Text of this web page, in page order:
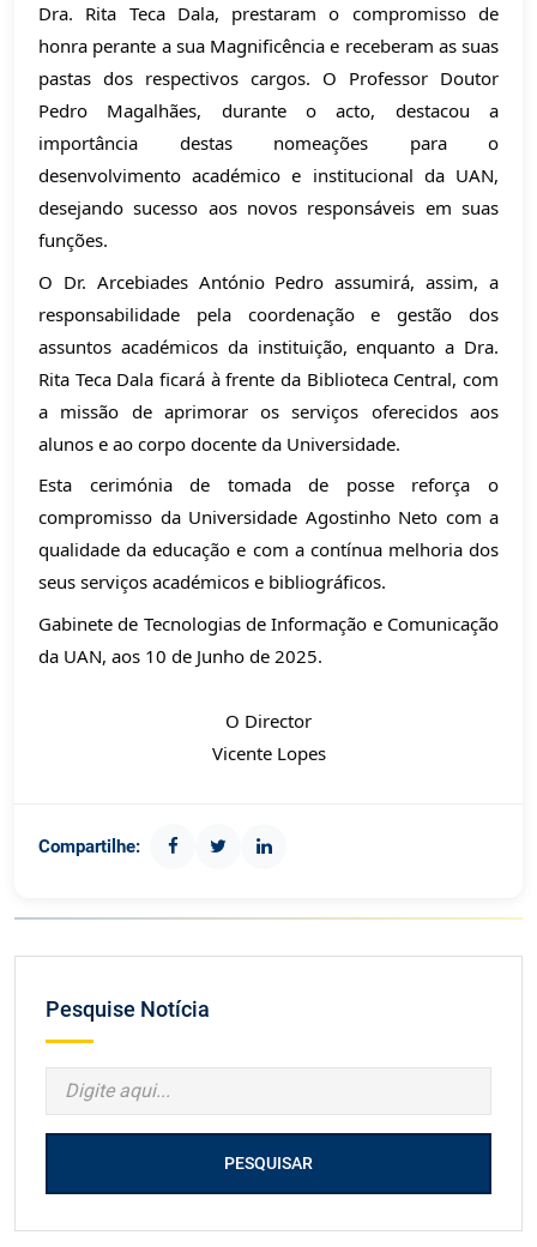
Dra. Rita Teca Dala, prestaram o compromisso de
honra perante a sua Magnificência e receberam as suas
pastas dos respectivos cargos. O Professor Doutor
Pedro Magalhães, durante o acto, destacou a
importância destas nomeações para o
desenvolvimento académico e institucional da UAN,
desejando sucesso aos novos responsáveis em suas
funções.
O Dr. Arcebiades António Pedro assumirá, assim, a
responsabilidade pela coordenação e gestão dos
assuntos académicos da instituição, enquanto a Dra.
Rita Teca Dala ficará à frente da Biblioteca Central, com
a missão de aprimorar os serviços oferecidos aos
alunos e ao corpo docente da Universidade.
Esta cerimónia de tomada de posse reforça o
compromisso da Universidade Agostinho Neto com a
qualidade da educação e com a contínua melhoria dos
seus serviços académicos e bibliográficos.
Gabinete de Tecnologias de Informação e Comunicação
da UAN, aos 10 de Junho de 2025.
O Director
Vicente Lopes
Compartilhe:
Pesquise Notícia
PESQUISAR